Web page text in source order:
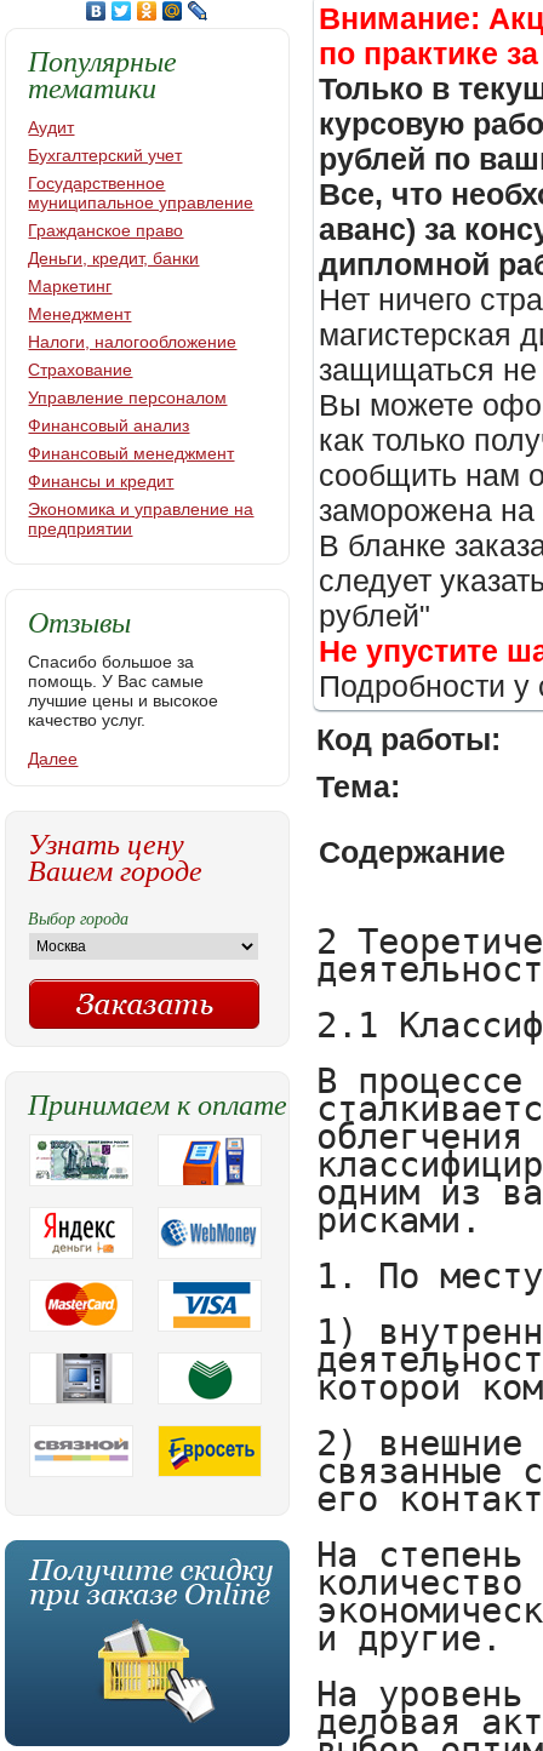
Внимание:
по практике
Только в
курсовую
рублей по
Все, что
аванс) за
дипломной
Нет ничего
магистерская
защищаться не
Вы можете
как только
сообщить нам
заморожена
В бланке
следует
рублей"
Не упустите
Подробности
Код работы:
Тема:
Содержание
2 Теоретические аспекты управления рисками деятельности компании

2.1 Классификация рисков

В процессе своей деятельности компания сталкивается с различными  рисками. Для облегчения управления рисками, их нужно классифицировать. Классификация является одним из важных инструментов управления рисками.

1. По месту возникновения:

1) внутренние риски, связанные с деятельностью предприятия и с аудиторией, которой компания контактирует;

2) внешние риски, непосредственно не связанные с деятельностью предприятия или его контактной аудиторией [2].

На степень внешних рисков влияет большое количество факторов: политические, экономические, демографические, социальные и другие.

На уровень внутренних рисков влияет деловая активность руководства компании, выбор оптимальной маркетинговой стратегии, политики и тактики, а также производственный потенциал, техническое оснащение, уровень специализации, уровень производительности труда, техники безопасности, существующие на предприятии [2].

2. По характеру последствий риски подразделяются на чистые и спекулятивные [2].

Чистые риски почти всегда несут в себе потери для предпринимательской деятельности. Причинами чистых рисков могут быть стихийные бедствия, войны, несчастные случаи, преступные действия, недееспособность предприятия.

Спекулятивные риски могут нести в себе как потери, так и дополнительную прибыль для предпринимателя по отношению к ожидаемому результату. Причинами спекулятивных рисков могут быть изменение конъюнктуры рынка, изменение курсов валют, изменение налогового законодательства.

3. По размеру  возможных потерь риски делятся на:

1) допустимый риск - это риск решения, в результате которого, организация может потерять прибыль. В пределах этой зоны потери имеют место, но они не превышают размер ожидаемой прибыли.

2) критический риск - это риск, при котором компания может лишиться выручки, то есть зона критического риска связана с потерями, которые заведомо превышают ожидаемую прибыль и, в крайнем случае, могут привести к потере всех средств, вложенных предприятием в проект.

3) катастрофический риск - риск, при котором возникает неплатежеспособность предприятия. Потери могут достигнуть величины, равной имущественному состоянию предприятия. Также к этой группе относят любой риск, связанный с прямой опасностью для жизни людей или возникновением экологических катастроф [2].

4. Классификация рисков по сфере возникновения, в основу которой положены      сферы
Популярные
тематики
Аудит
Бухгалтерский учет
Государственное
муниципальное управление
Гражданское право
Деньги, кредит, банки
Маркетинг
Менеджмент
Налоги, налогообложение
Страхование
Управление персоналом
Финансовый анализ
Финансовый менеджмент
Финансы и кредит
Экономика и управление на
предприятии
Отзывы
Спасибо большое за
помощь. У Вас самые
лучшие цены и высокое
качество услуг.
Далее
Узнать цену
Вашем городе
Выбор города
Принимаем к оплате